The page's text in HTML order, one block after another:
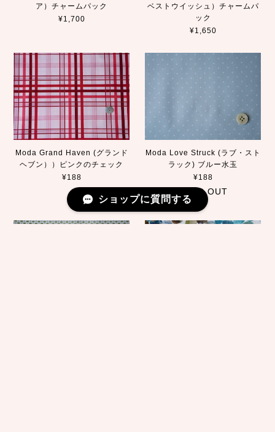
ア）チャームパック
¥1,700
ベストウイッシュ）チャームパ
ック
¥1,650
Moda Grand Haven (グランド
ヘブン））ピンクのチェック
¥188
Moda Love Struck (ラブ・スト
ラック) ブルー水玉
¥188
SOLD OUT
ショップに質問する